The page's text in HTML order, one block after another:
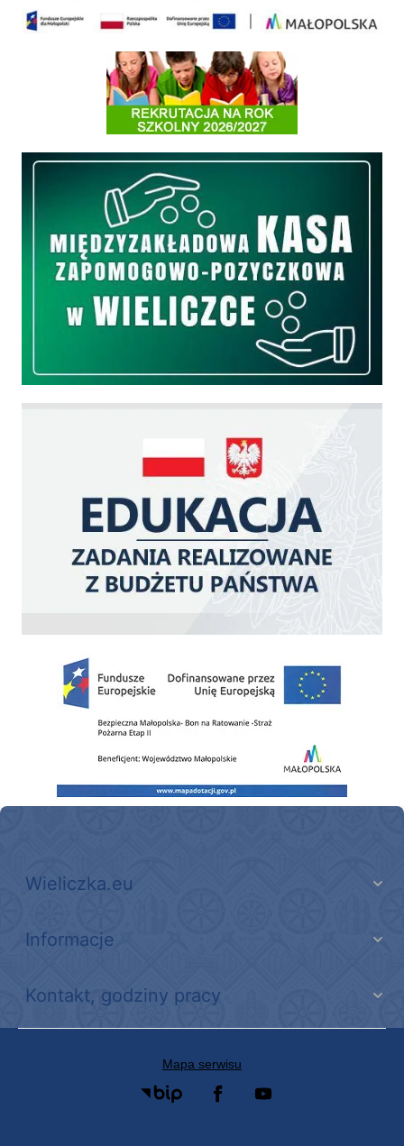
Informacja o terminach rekrutacji na rok szkolny 2026/2027
Międzyzakładowa Kasa Zapomogowo - Pożyczkowa
Zakup fabrycznie nowego, średniego samochodu ratowniczo-gaśniczego z
Wieliczka.eu
Informacje
Kontakt, godziny pracy
Mapa serwisu